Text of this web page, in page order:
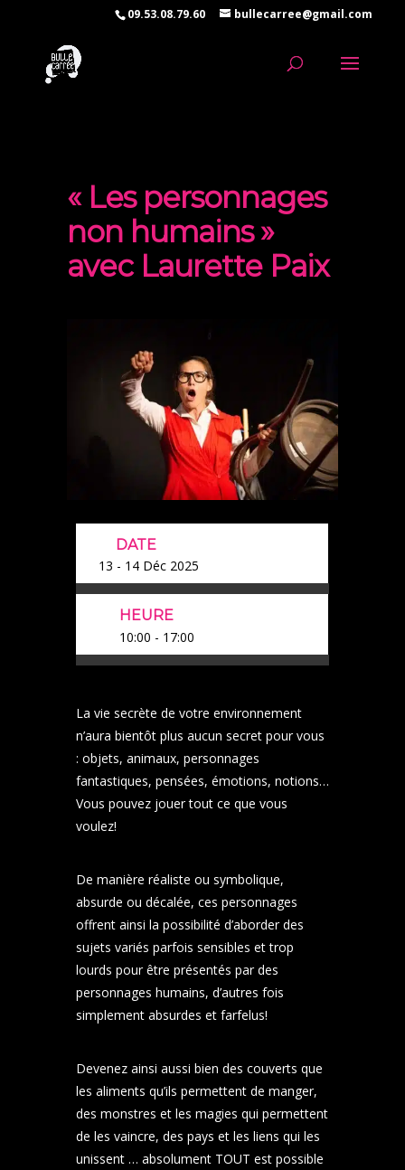
09.53.08.79.60 bullecarree@gmail.com
« Les personnages
non humains »
avec Laurette Paix
DATE
13 - 14 Déc 2025
HEURE
10:00 - 17:00
La vie secrète de votre environnement
n’aura bientôt plus aucun secret pour vous
: objets, animaux, personnages
fantastiques, pensées, émotions, notions…
Vous pouvez jouer tout ce que vous
voulez!
De manière réaliste ou symbolique,
absurde ou décalée, ces personnages
offrent ainsi la possibilité d’aborder des
sujets variés parfois sensibles et trop
lourds pour être présentés par des
personnages humains, d’autres fois
simplement absurdes et farfelus!
Devenez ainsi aussi bien des couverts que
les aliments qu’ils permettent de manger,
des monstres et les magies qui permettent
de les vaincre, des pays et les liens qui les
unissent … absolument TOUT est possible